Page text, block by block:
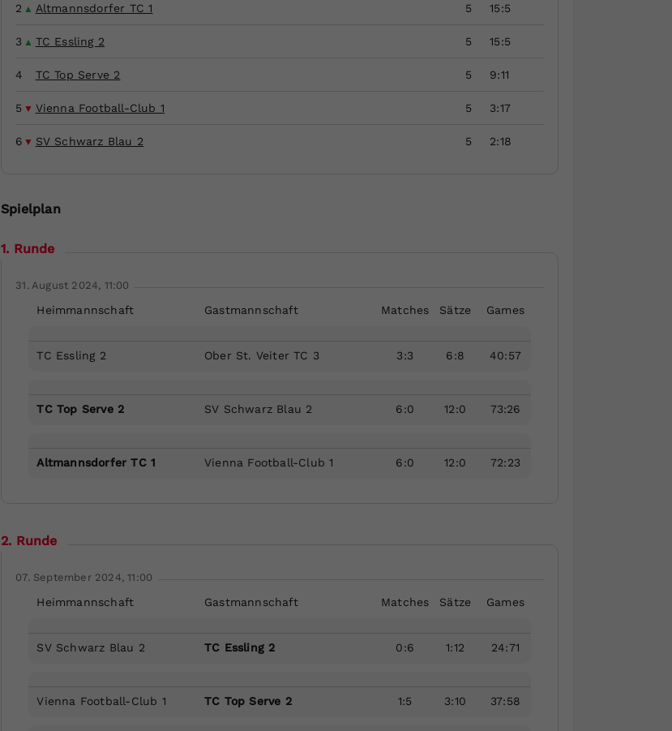
2 Altmannsdorfer TC 1 5 15:5
3 TC Essling 2 5 15:5
4 TC Top Serve 2 5 9:11
5 Vienna Football-Club 1 5 3:17
6 SV Schwarz Blau 2 5 2:18
Spielplan
1. Runde
31. August 2024, 11:00
Heimmannschaft Gastmannschaft Matches Sätze Games
TC Essling 2 Ober St. Veiter TC 3 3:3 6:8 40:57
TC Top Serve 2 SV Schwarz Blau 2 6:0 12:0 73:26
Altmannsdorfer TC 1 Vienna Football-Club 1 6:0 12:0 72:23
2. Runde
07. September 2024, 11:00
Heimmannschaft Gastmannschaft Matches Sätze Games
SV Schwarz Blau 2 TC Essling 2 0:6 1:12 24:71
Vienna Football-Club 1 TC Top Serve 2 1:5 3:10 37:58
Webseiten-Betreiber dies eingestellt hat.